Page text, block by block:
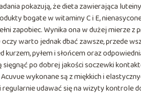
pokazują, że dieta zawierająca
bogate w witaminy C i E,
zapobiec. Wynika ona w dużej mierze
warto jednak dbać zawsze, przede
kurzem, pyłem i słońcem oraz
po dobrej jakości soczewki
Acuvue wykonane są z miękkich i
udawać się na wizyty kontrole